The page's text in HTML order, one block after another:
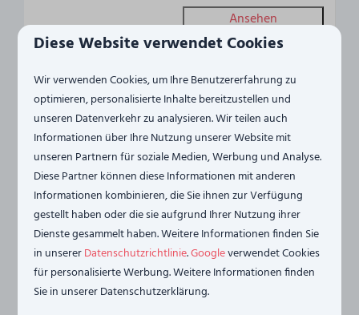
Ansehen
Ab
712 €
Ferienwohnung am Strand - mit Garten
und Terrasse | Nr. 14 - 4 Pers.
Niederlande, Zeeland, Sint-Annaland
Diese Website verwendet Cookies
Wir verwenden Cookies, um Ihre Benutzererfahrung zu
optimieren, personalisierte Inhalte bereitzustellen und
unseren Datenverkehr zu analysieren. Wir teilen auch
Informationen über Ihre Nutzung unserer Website mit
unseren Partnern für soziale Medien, Werbung und Analyse.
Diese Partner können diese Informationen mit anderen
Informationen kombinieren, die Sie ihnen zur Verfügung
gestellt haben oder die sie aufgrund Ihrer Nutzung ihrer
Dienste gesammelt haben. Weitere Informationen finden Sie
in unsererDatenschutzrichtlinie.Googleverwendet Cookies
für personalisierte Werbung. Weitere Informationen finden
Sie in unserer Datenschutzerklärung.